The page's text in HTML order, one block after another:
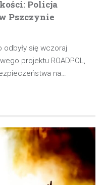
Policja
Pszczynie
się wczoraj
projektu ROADPOL,
na…